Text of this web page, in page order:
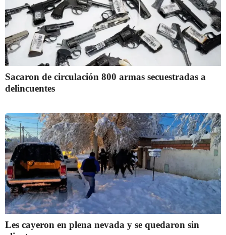
Sacaron de circulación 800 armas secuestradas a
delincuentes
Les cayeron en plena nevada y se quedaron sin